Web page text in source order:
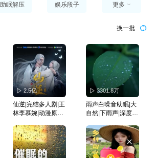
助眠解压 娱乐段子 更多
换一批
2.5亿
仙逆|完结多人剧|王
林李慕婉|动漫原著|
｜大神作品
3301.8万
雨声白噪音助眠|大
自然|下雨声|深度睡